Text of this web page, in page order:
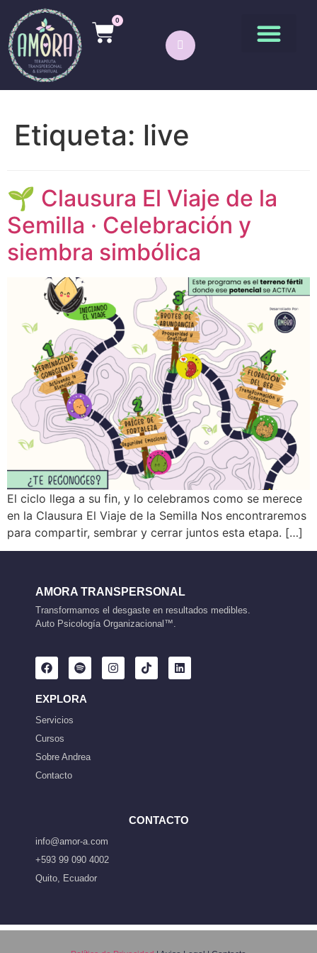
0
Etiqueta: live
🌱 Clausura El Viaje de la
Semilla · Celebración y
siembra simbólica
El ciclo llega a su fin, y lo celebramos como se merece
en la Clausura El Viaje de la Semilla Nos encontraremos
para compartir, sembrar y cerrar juntos esta etapa. […]
AMORA TRANSPERSONAL
Transformamos el desgaste en resultados medibles.
Auto Psicología Organizacional™.
EXPLORA
Servicios
Cursos
Sobre Andrea
Contacto
CONTACTO
info@amor-a.com
+593 99 090 4002
Quito, Ecuador